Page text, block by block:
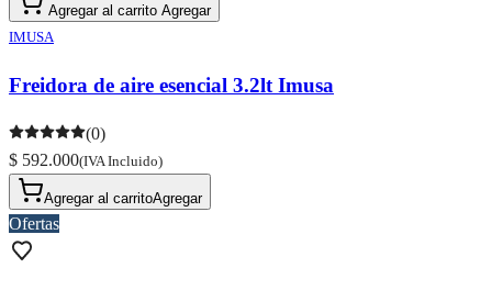
Agregar al carrito Agregar
IMUSA
Freidora de aire esencial 3.2lt Imusa
(0)
$ 592.000(IVA Incluido)
Agregar al carritoAgregar
Ofertas